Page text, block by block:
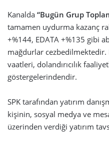
Kanalda “Bugün Grup
tamamen uydurma kazanç
+%144, EDATA +%135 gibi
mağdurlar
vaatleri, dolandırıcılık
göstergelerindendir.
SPK tarafından yatırım
kişinin, sosyal medya ve
üzerinden verdiği yatırım